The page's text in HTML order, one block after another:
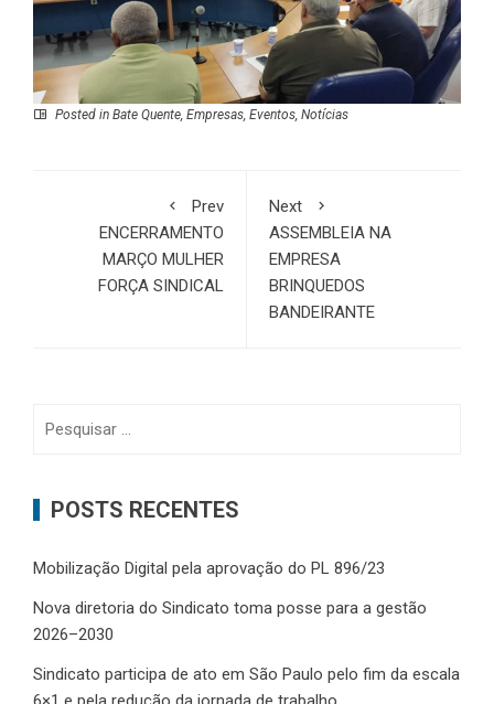
Posted in Bate Quente Empresas Eventos Notícias
Prev
ENCERRAMENTO
MARÇO MULHER
FORÇA SINDICAL
Next
ASSEMBLEIA NA
EMPRESA
BRINQUEDOS
BANDEIRANTE
POSTS RECENTES
Mobilização Digital pela aprovação do PL 896/23
Nova diretoria do Sindicato toma posse para a gestão
2026–2030
Sindicato participa de ato em São Paulo pelo fim da escala